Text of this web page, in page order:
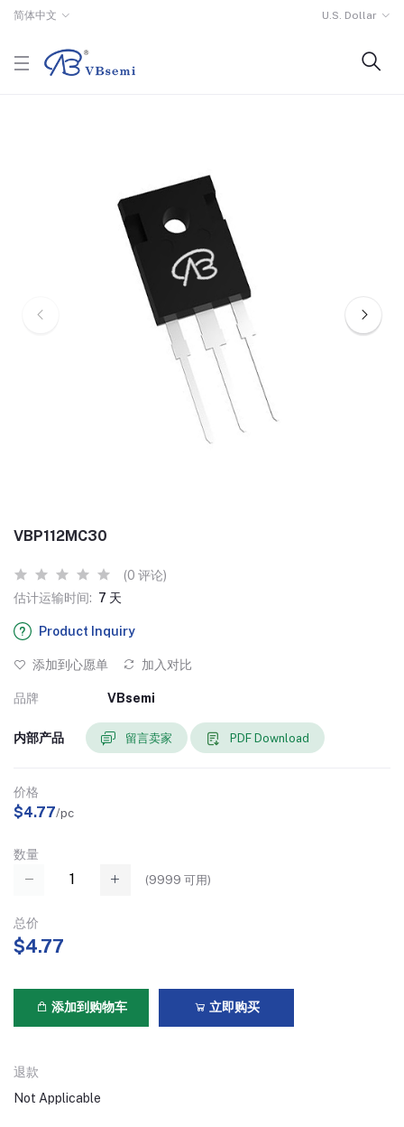
简体中文 U.S. Dollar
VBP112MC30
(0 评论)
估计运输时间: 7 天
Product Inquiry
添加到心愿单 加入对比
品牌 VBsemi
内部产品 留言卖家 PDF Download
价格
$4.77/pc
数量
(9999 可用)
总价
$4.77
添加到购物车 立即购买
退款
Not Applicable